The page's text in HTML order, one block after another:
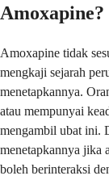
Amoxapine?
Amoxapine tidak
mengkaji sejarah
menetapkannya.
atau mempunyai
mengambil ubat ini.
menetapkannya jika
boleh berinteraksi